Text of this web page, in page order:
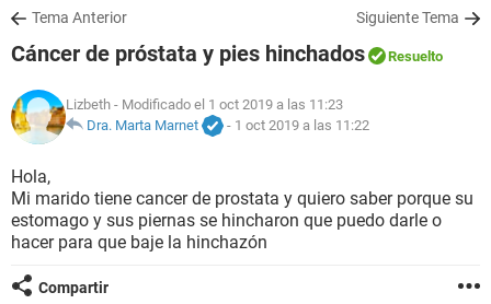
SALUD
NUTRICIÓN
BIENESTAR
SEXUALIDAD
GLOSARIO
Tema Anterior Siguiente Tema
Cáncer de próstata y pies hinchados Resuelto
Lizbeth - Modificado el 1 oct 2019 a las 11:23
Dra. Marta Marnet
- 1 oct 2019 a las 11:22
Hola,
Mi marido tiene cancer de prostata y quiero saber porque su
estomago y sus piernas se hincharon que puedo darle o
hacer para que baje la hinchazón
Compartir